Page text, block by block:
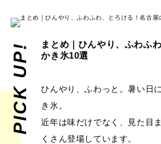
PICK UP!
まとめ｜ひんやり、ふわふ
かき氷10選
ひんやり、ふわっと。暑い日
き氷。
近年は味だけでなく、見た目
くさん登場しています。